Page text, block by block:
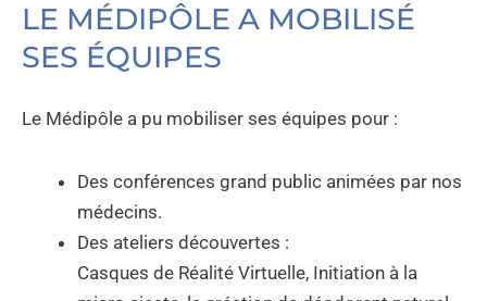
LE MÉDIPÔLE A MOBILISÉ
SES ÉQUIPES
Le Médipôle a pu mobiliser ses équipes pour :
Des conférences grand public animées par nos
médecins.
Des ateliers découvertes :
Casques de Réalité Virtuelle, Initiation à la